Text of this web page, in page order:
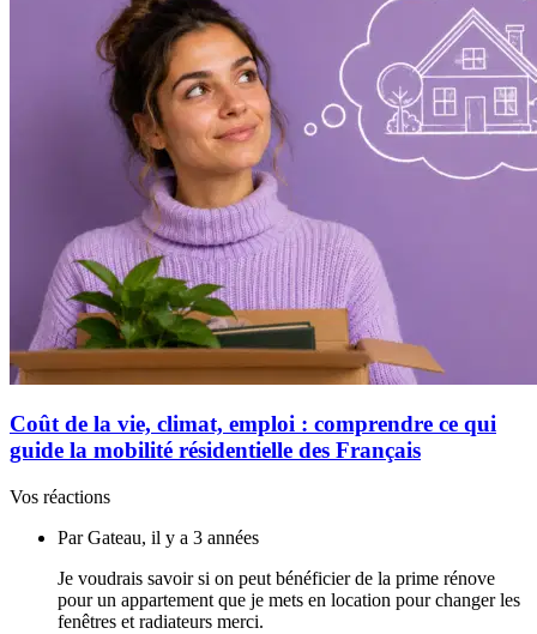
Coût de la vie, climat, emploi : comprendre ce qui
guide la mobilité résidentielle des Français
Vos réactions
Par Gateau, il y a 3 années
Je voudrais savoir si on peut bénéficier de la prime rénove
pour un appartement que je mets en location pour changer les
fenêtres et radiateurs merci.